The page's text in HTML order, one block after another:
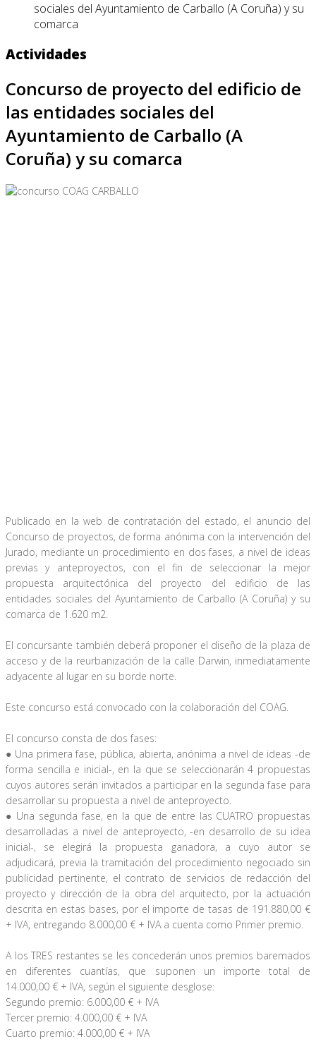
sociales del Ayuntamiento de Carballo (A Coruña) y su
comarca
Actividades
Concurso de proyecto del edificio de
las entidades sociales del
Ayuntamiento de Carballo (A
Coruña) y su comarca
Publicado en la web de contratación del estado, el anuncio del
Concurso de proyectos, de forma anónima con la intervención del
Jurado, mediante un procedimiento en dos fases, a nivel de ideas
previas y anteproyectos, con el fin de seleccionar la mejor
propuesta arquitectónica del proyecto del edificio de las
entidades sociales del Ayuntamiento de Carballo (A Coruña) y su
comarca de 1.620 m2.
El concursante también deberá proponer el diseño de la plaza de
acceso y de la reurbanización de la calle Darwin, inmediatamente
adyacente al lugar en su borde norte.
Este concurso está convocado con la colaboración del COAG.
El concurso consta de dos fases:
● Una primera fase, pública, abierta, anónima a nivel de ideas -de
forma sencilla e inicial-, en la que se seleccionarán 4 propuestas
cuyos autores serán invitados a participar en la segunda fase para
desarrollar su propuesta a nivel de anteproyecto.
● Una segunda fase, en la que de entre las CUATRO propuestas
desarrolladas a nivel de anteproyecto, -en desarrollo de su idea
inicial-, se elegirá la propuesta ganadora, a cuyo autor se
adjudicará, previa la tramitación del procedimiento negociado sin
publicidad pertinente, el contrato de servicios de redacción del
proyecto y dirección de la obra del arquitecto, por la actuación
descrita en estas bases, por el importe de tasas de 191.880,00 €
+ IVA, entregando 8.000,00 € + IVA a cuenta como Primer premio.
A los TRES restantes se les concederán unos premios baremados
en diferentes cuantías, que suponen un importe total de
14.000,00 € + IVA, según el siguiente desglose:
Segundo premio: 6.000,00 € + IVA
Tercer premio: 4.000,00 € + IVA
Cuarto premio: 4.000,00 € + IVA